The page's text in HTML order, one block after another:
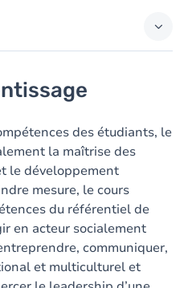
des étudiants, le
la maîtrise des
le développement
mesure, le cours
du référentiel de
en acteur socialement
communiquer,
et multiculturel et